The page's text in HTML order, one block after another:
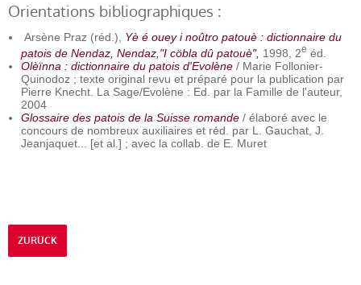
Orientations bibliographiques :
Arsène Praz (réd.), Yè é ouey i noûtro patouè : dictionnaire du
patois de Nendaz, Nendaz,"I cöbla dû patouè", 1998, 2e éd.
Olèïnna : dictionnaire du patois d'Evolène / Marie Follonier-
Quinodoz ; texte original revu et préparé pour la publication par
Pierre Knecht. La Sage/Evolène : Ed. par la Famille de l'auteur,
2004
Glossaire des patois de la Suisse romande / élaboré avec le
concours de nombreux auxiliaires et réd. par L. Gauchat, J.
Jeanjaquet... [et al.] ; avec la collab. de E. Muret
ZURÜCK